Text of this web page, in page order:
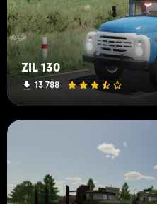
ZIL 130
13 788